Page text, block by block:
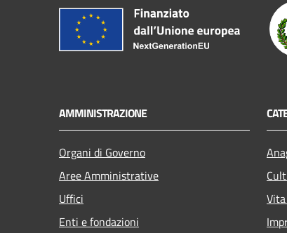
AMMINISTRAZIONE
Organi di Governo
Aree Amministrative
Uffici
Enti e fondazioni